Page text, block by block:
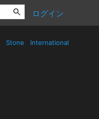
ログイン
Stone International